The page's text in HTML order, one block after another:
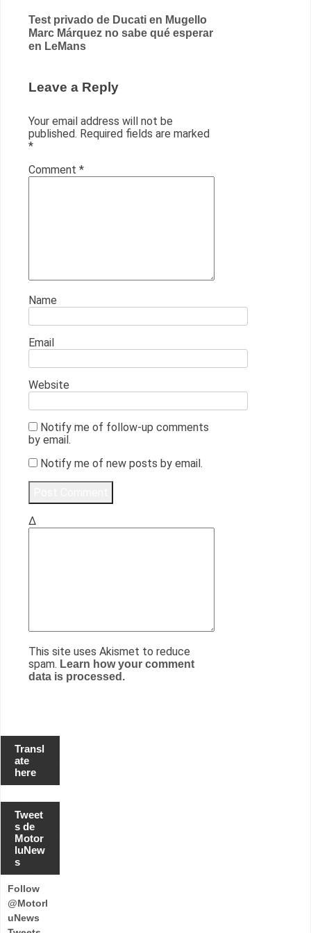
Post
navigation
Test privado de Ducati en Mugello
Marc Márquez no sabe qué esperar
en LeMans
Leave a Reply
Your email address will not be
published. Required fields are marked
*
Comment *
Name
Email
Website
Notify me of follow-up comments
by email.
Notify me of new posts by email.
Δ
This site uses Akismet to reduce
spam. Learn how your comment
data is processed.
Transl
ate
here
Tweet
s de
Motor
luNew
s
Follow
@Motorl
uNews